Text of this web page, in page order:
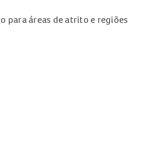
para áreas de atrito e regiões